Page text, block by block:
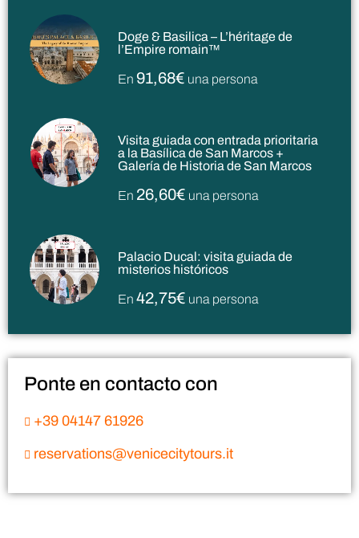
Doge & Basilica – L’héritage de
l’Empire romain™
En 91,68€ una persona
Visita guiada con entrada prioritaria
a la Basílica de San Marcos +
Galería de Historia de San Marcos
En 26,60€ una persona
Palacio Ducal: visita guiada de
misterios históricos
En42,75€ una persona
Ponte en contacto con
+39 04147 61926
reservations@venicecitytours.it